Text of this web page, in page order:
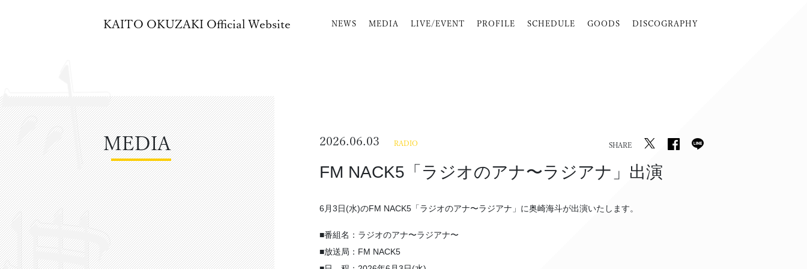
KAITO OKUZAKI Official Website NEWS MEDIA LIVE/EVENT PROFILE SCHEDULE GOODS DISCOGRAPHY
MEDIA 2026.06.03 RADIO SHARE
FM NACK5「ラジオのアナ〜ラジアナ」出演
6月3日(水)のFM NACK5「ラジオのアナ〜ラジアナ」に奥崎海斗が出演いたします。
■番組名：ラジオのアナ〜ラジアナ〜
■放送局：FM NACK5